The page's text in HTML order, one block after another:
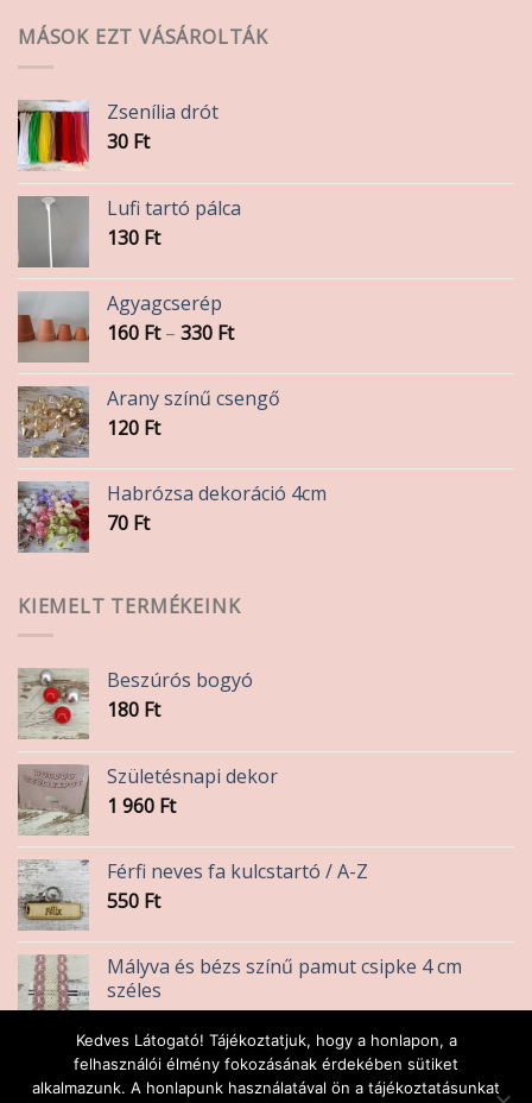
MÁSOK EZT VÁSÁROLTÁK
Zsenília drót
30 Ft
Lufi tartó pálca
130 Ft
Agyagcserép
160 Ft – 330 FtÁrtartomány:
-
330 Ft
Arany színű csengő
120 Ft
Habrózsa dekoráció 4cm
70 Ft
KIEMELT TERMÉKEINK
Beszúrós bogyó
180 Ft
Születésnapi dekor
1 960 Ft
Férfi neves fa kulcstartó / A-Z
550 Ft
Mályva és bézs színű pamut csipke 4 cm
széles
Sárga alma termés dekoráció
180 Ft
Kedves Látogató! Tájékoztatjuk, hogy a honlapon, a
felhasználói élmény fokozásának érdekében sütiket
alkalmazunk. A honlapunk használatával ön a tájékoztatásunkat